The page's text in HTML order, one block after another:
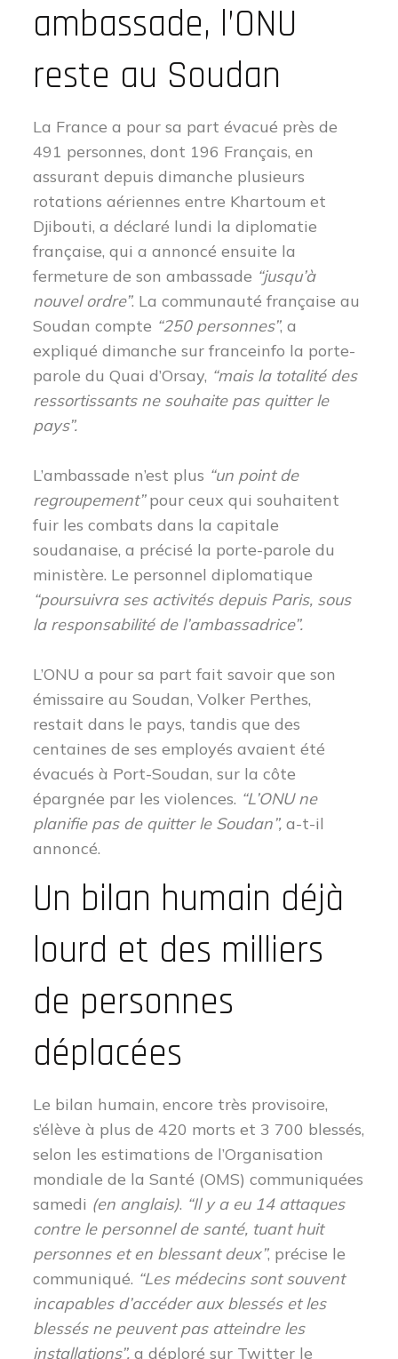
ambassade, l’ONU
reste au Soudan
La France a pour sa part évacué près de
491 personnes, dont 196 Français, en
assurant depuis dimanche plusieurs
rotations aériennes entre Khartoum et
Djibouti, a déclaré lundi la diplomatie
française, qui a annoncé ensuite la
fermeture de son ambassade “jusqu’à
nouvel ordre”. La communauté française au
Soudan compte “250 personnes”, a
expliqué dimanche sur franceinfo la porte-
parole du Quai d’Orsay, “mais la totalité des
ressortissants ne souhaite pas quitter le
pays”.
L’ambassade n’est plus “un point de
regroupement”pour ceux qui souhaitent
fuir les combats dans la capitale
soudanaise, a précisé la porte-parole du
ministère. Le personnel diplomatique
“poursuivra ses activités depuis Paris, sous
la responsabilité de l’ambassadrice”.
L’ONU a pour sa part fait savoir que son
émissaire au Soudan, Volker Perthes,
restait dans le pays, tandis que des
centaines de ses employés avaient été
évacués à Port-Soudan, sur la côte
épargnée par les violences. “L’ONU ne
planifie pas de quitter le Soudan”, a-t-il
annoncé.
Un bilan humain déjà
lourd et des milliers
de personnes
déplacées
Le bilan humain, encore très provisoire,
s’élève à plus de 420 morts et 3 700 blessés,
selon les estimations de l’Organisation
mondiale de la Santé (OMS) communiquées
samedi (en anglais). “Il y a eu 14 attaques
contre le personnel de santé, tuant huit
personnes et en blessant deux”, précise le
communiqué. “Les médecins sont souvent
incapables d’accéder aux blessés et les
blessés ne peuvent pas atteindre les
installations”, a déploré sur Twitter le